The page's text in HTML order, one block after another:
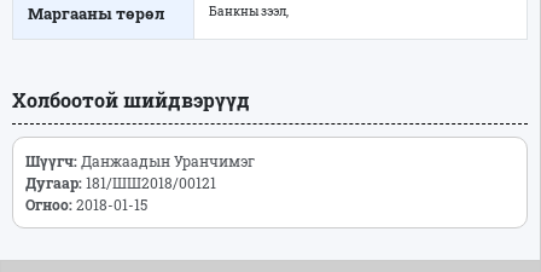
Маргааны төрөл Банкны зээл,
Холбоотой шийдвэрүүд
Шүүгч: Данжаадын Уранчимэг
Дугаар:181/ШШ2018/00121
Огноо:2018-01-15